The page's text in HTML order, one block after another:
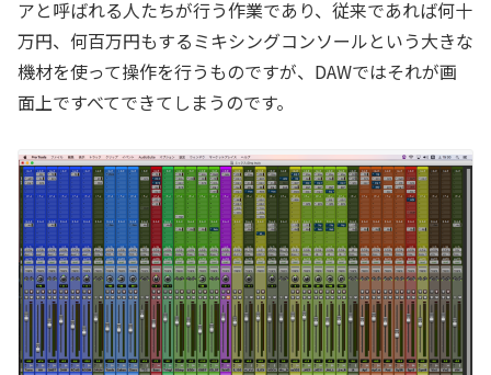
アと呼ばれる人たちが行う作業であり、従来であれば何十
万円、何百万円もするミキシングコンソールという大きな
機材を使って操作を行うものですが、DAWではそれが画
面上ですべてできてしまうのです。